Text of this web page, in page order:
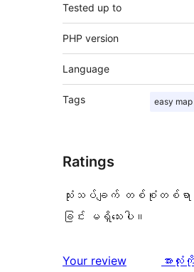
Tested up to
PHP version
Language
Tags easy map
Ratings
သုံးသပ်ချက် တစ်စုံတစ်ရာ
ခြင်း မရှိသေးပါ။
Your review
သုံးသပ်
အား